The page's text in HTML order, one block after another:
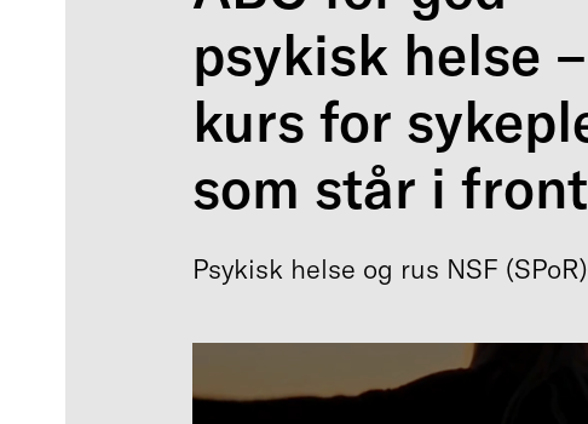
psykisk helse
kurs for
som står i
Psykisk helse og rus NSF